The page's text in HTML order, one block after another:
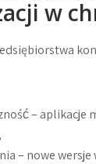
w
– aplikacje
– nowe